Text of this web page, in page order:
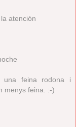
atención
una feina rodona i
menys feina. :-)